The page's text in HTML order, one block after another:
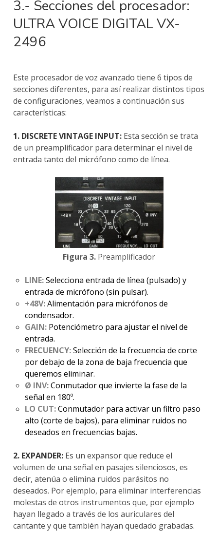
3.- Secciones del procesador:
ULTRA VOICE DIGITAL VX-
2496
Este procesador de voz avanzado tiene 6 tipos de
secciones diferentes, para así realizar distintos tipos
de configuraciones, veamos a continuación sus
características:
1. DISCRETE VINTAGE INPUT: Esta sección se trata
de un preamplificador para determinar el nivel de
entrada tanto del micrófono como de línea.
Figura 3. Preamplificador
LINE:Selecciona entrada de línea (pulsado) y
entrada de micrófono (sin pulsar).
+48V:Alimentación para micrófonos de
condensador.
GAIN: Potenciómetro para ajustar el nivel de
entrada.
FRECUENCY:Selección de la frecuencia de corte
por debajo de la zona de baja frecuencia que
queremos eliminar.
Ø INV:Conmutador que invierte la fase de la
señal en 180º.
LO CUT:Conmutador para activar un filtro paso
alto (corte de bajos), para eliminar ruidos no
deseados en frecuencias bajas.
2. EXPANDER: Es un expansor que reduce el
volumen de una señal en pasajes silenciosos, es
decir, atenúa o elimina ruidos parásitos no
deseados. Por ejemplo, para eliminar interferencias
molestas de otros instrumentos que, por ejemplo
hayan llegado a través de los auriculares del
cantante y que también hayan quedado grabadas.